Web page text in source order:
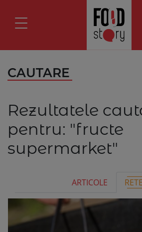
CAUTARE
Rezultatele
pentru: "fructe
supermarket"
ARTICOLE